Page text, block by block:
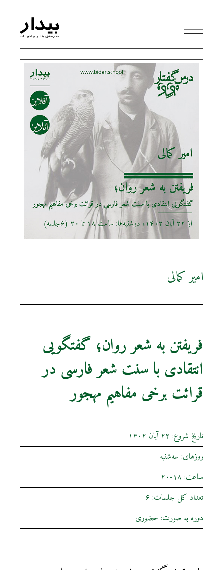
امیر کمالی
فریفتن به شعر روان؛ گفتگویی
انتقادی با سنت شعر فارسی در
قرائت برخی مفاهیم مهجور
تاریخ شروع: ۲۲ آبان ۱۴۰۲
روزهای: سه‌شنبه
ساعت: ۱۸-۲۰
تعداد کل جلسات: ۶
دوره به صورت: حضوری